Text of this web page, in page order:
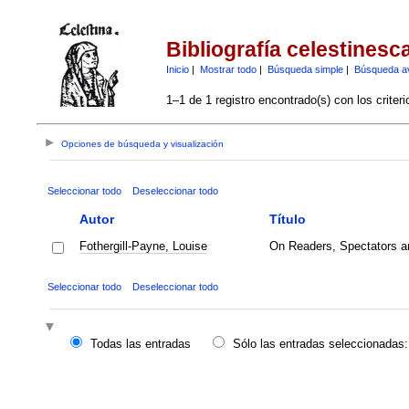
Bibliografía
Inicio| Mostrar todo| Búsqueda simple| Búsqueda
1–1 de 1 registro encontrado(s) con los
Opciones de búsqueda y visualización
Seleccionar todo Deseleccionar todo
Autor Título
Fothergill-Payne, Louise On Readers, Spectators
Seleccionar todo Deseleccionar todo
Todas las entradas
Sólo las entradas seleccionadas: